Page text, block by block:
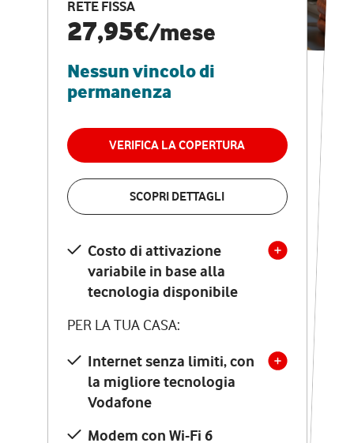
RETE FISSA
27,95€/mese
Nessun vincolo di
permanenza
VERIFICA LA COPERTURA
SCOPRI DETTAGLI
Costo di attivazione
variabile in base alla
tecnologia disponibile
PER LA TUA CASA:
Internet senza limiti, con
la migliore tecnologia
Vodafone
Modem con Wi-Fi 6
vantaggi speciali
RETE FISSA + VODAFONE CLUB
29,95€
permanenza
VERIFICA LA COPERTURA
Costo di attivazione
variabile in base alla
tecnologia disponibile
PER LA TUA CASA:
Internet senza limiti, con
la migliore tecnologia
Vodafone
Modem Seven con Wi-Fi 7
Chiamate illimitate verso
numeri fissi e mobili